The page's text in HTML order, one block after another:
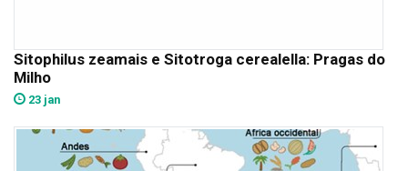
Sitophilus zeamais e Sitotroga cerealella: Pragas do
Milho
23 jan